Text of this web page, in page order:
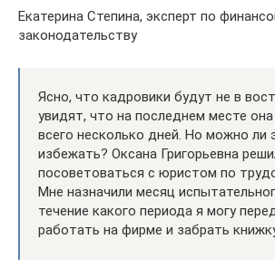
Екатерина Степина, эксперт по
законодательству
Ясно, что кадровики будут не в
увидят, что на последнем месте
всего несколько дней. Но можно ли
избежать? Оксана Григорьевна
посоветоваться с юристом по
Мне назначили месяц
течение какого периода я могу
работать на фирме и забрать